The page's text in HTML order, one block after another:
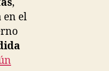
,
en el